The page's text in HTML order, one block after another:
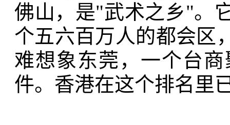
佛山，是"武术之乡"。
个五六百万人的都会区
难想象东莞，一个台
件。香港在这个排名里